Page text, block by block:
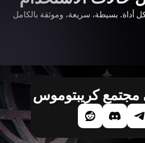
مجتمع كريبتوموس